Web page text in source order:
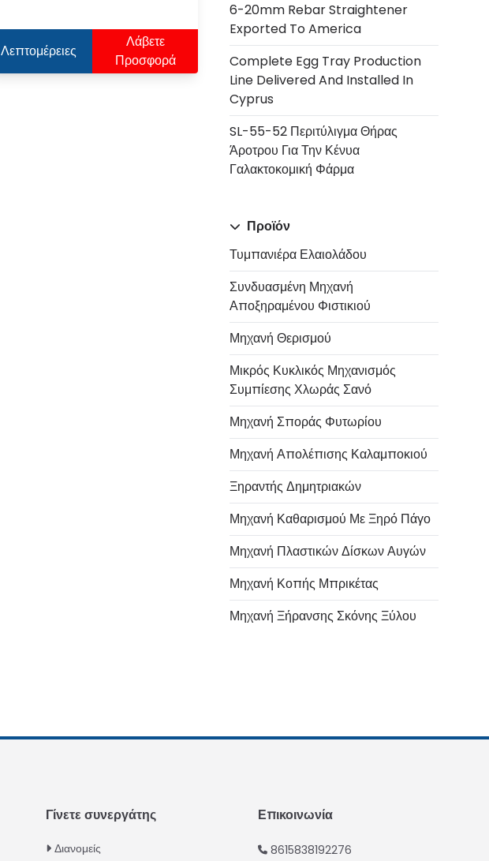
6-20mm Rebar Straightener
Exported To America
Complete Egg Tray Production
Line Delivered And Installed In
Cyprus
SL-55-52 Περιτύλιγμα Θήρας
Άροτρου Για Την Κένυα
Γαλακτοκομική Φάρμα
Προϊόν
Τυμπανιέρα Ελαιολάδου
Συνδυασμένη Μηχανή
Αποξηραμένου Φιστικιού
Μηχανή Θερισμού
Μικρός Κυκλικός Μηχανισμός
Συμπίεσης Χλωράς Σανό
Μηχανή Σποράς Φυτωρίου
Μηχανή Απολέπισης Καλαμποκιού
Ξηραντής Δημητριακών
Μηχανή Καθαρισμού Με Ξηρό Πάγο
Μηχανή Πλαστικών Δίσκων Αυγών
Μηχανή Κοπής Μπρικέτας
Μηχανή Ξήρανσης Σκόνης Ξύλου
Λεπτομέρειες
Λάβετε
Προσφορά
Γίνετε συνεργάτης
Διανομείς
Επικοινωνία
8615838192276
Hindi
Swahili
Urdu
Italian